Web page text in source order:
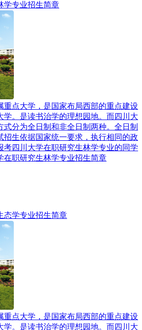
学专业招生简章
重点大学，是国家布局西部的重点建设
学。是读书治学的理想园地。而四川大
式分为全日制和非全日制两种。全日制
招生依据国家统一要求，执行相同的政
考四川大学在职研究生林学专业的同学
在职研究生林学专业招生简章
态学专业招生简章
重点大学，是国家布局西部的重点建设
学。是读书治学的理想园地。而四川大